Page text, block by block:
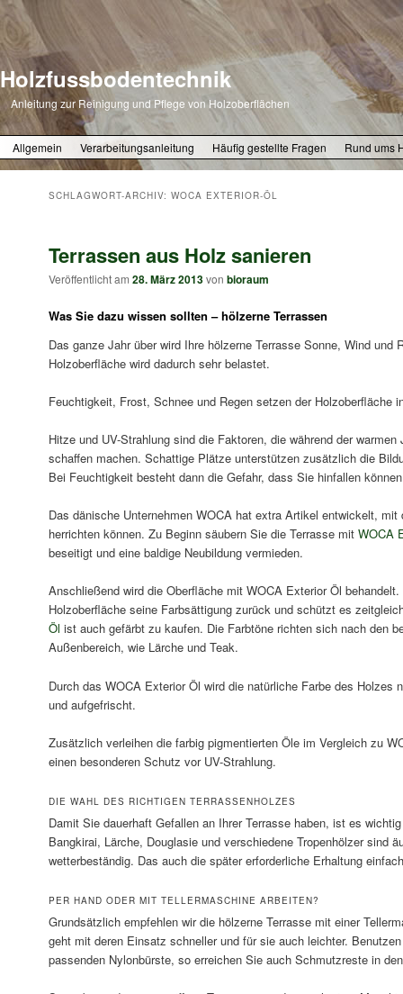
Holzfussbodentechnik
Anleitung zur Reinigung und Pflege von Holzoberflächen
Zum primären Inhalt springen
Zum sekundären Inhalt springen
Allgemein Verarbeitungsanleitung Häufig gestellte Fragen Rund ums
SCHLAGWORT-ARCHIV: WOCA EXTERIOR-ÖL
Terrassen aus Holz sanieren
Veröffentlicht am 28. März 2013von bioraum
Was Sie dazu wissen sollten – hölzerne Terrassen
Das ganze Jahr über wird Ihre hölzerne Terrasse Sonne, Wind und
Holzoberfläche wird dadurch sehr belastet.
Feuchtigkeit, Frost, Schnee und Regen setzen der Holzoberfläche
Hitze und UV-Strahlung sind die Faktoren, die während der
schaffen machen. Schattige Plätze unterstützen zusätzlich die
Bei Feuchtigkeit besteht dann die Gefahr, dass Sie hinfallen
Das dänische Unternehmen WOCA hat extra Artikel entwickelt,
herrichten können. Zu Beginn säubern Sie die Terrasse mit WOCA
beseitigt und eine baldige Neubildung vermieden.
Anschließend wird die Oberfläche mit WOCA Exterior Öl
Holzoberfläche seine Farbsättigung zurück und schützt es
Öl ist auch gefärbt zu kaufen. Die Farbtöne richten sich nach den
Außenbereich, wie Lärche und Teak.
Durch das WOCA Exterior Öl wird die natürliche Farbe des Holzes
und aufgefrischt.
Zusätzlich verleihen die farbig pigmentierten Öle im Vergleich zu
einen besonderen Schutz vor UV-Strahlung.
DIE WAHL DES RICHTIGEN TERRASSENHOLZES
Damit Sie dauerhaft Gefallen an Ihrer Terrasse haben, ist es
Bangkirai, Lärche, Douglasie und verschiedene Tropenhölzer sind
wetterbeständig. Das auch die später erforderliche Erhaltung
PER HAND ODER MIT TELLERMASCHINE ARBEITEN?
Grundsätzlich empfehlen wir die hölzerne Terrasse mit einer
geht mit deren Einsatz schneller und für sie auch leichter.
passenden Nylonbürste, so erreichen Sie auch Schmutzreste in